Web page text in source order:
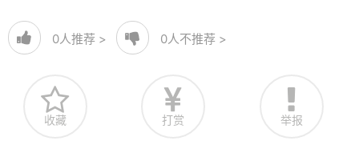
0人推荐 > 0人不推荐 >
收藏 打赏 举报